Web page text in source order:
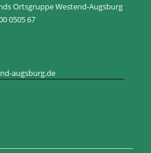
Ortsgruppe Westend-Augsburg
0505 67
augsburg.de